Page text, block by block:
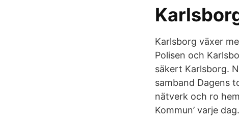
Karlsborg växer
Polisen och
säkert Karlsborg.
samband Dagens
nätverk och ro
Kommun’ varje dag.